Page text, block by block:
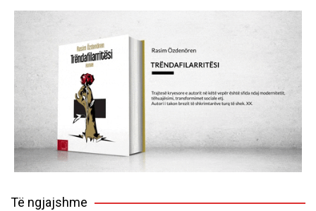
Të ngjajshme